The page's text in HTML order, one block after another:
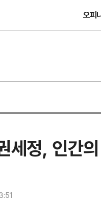
오피
세정, 인간